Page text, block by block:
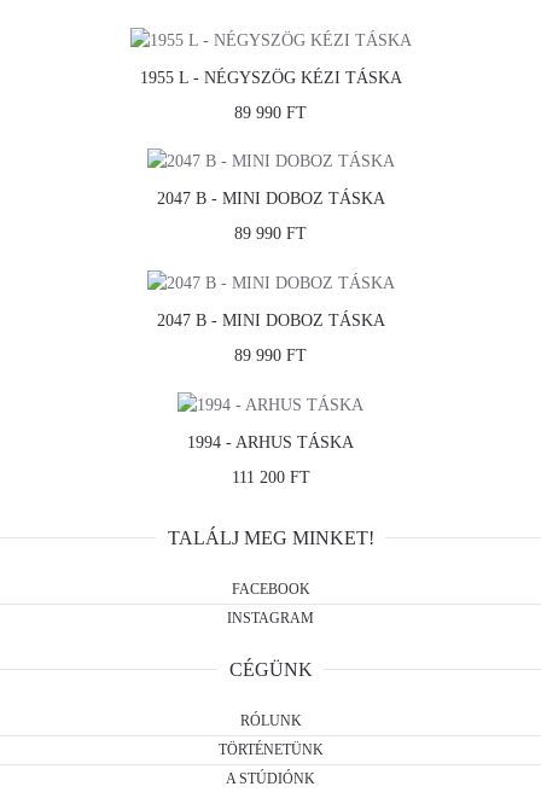
1955 L - NÉGYSZÖG KÉZI TÁSKA
89 990 FT
2047 B - MINI DOBOZ TÁSKA
89 990 FT
2047 B - MINI DOBOZ TÁSKA
89 990 FT
1994 - ARHUS TÁSKA
111 200 FT
TALÁLJ MEG MINKET!
FACEBOOK
INSTAGRAM
CÉGÜNK
RÓLUNK
TÖRTÉNETÜNK
A STÚDIÓNK